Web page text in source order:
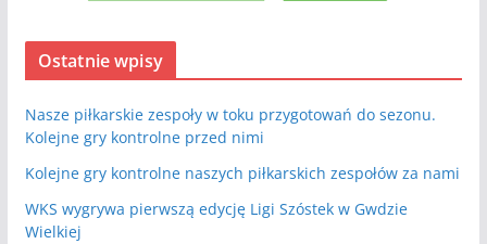
Ostatnie wpisy
Nasze piłkarskie zespoły w toku przygotowań do sezonu.
Kolejne gry kontrolne przed nimi
Kolejne gry kontrolne naszych piłkarskich zespołów za nami
WKS wygrywa pierwszą edycję Ligi Szóstek w Gwdzie
Wielkiej